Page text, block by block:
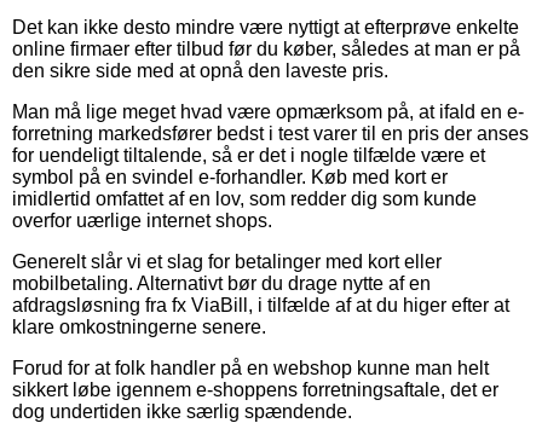
Det kan ikke desto mindre være nyttigt at efterprøve enkelte
online firmaer efter tilbud før du køber, således at man er på
den sikre side med at opnå den laveste pris.
Man må lige meget hvad være opmærksom på, at ifald en e-
forretning markedsfører bedst i test varer til en pris der anses
for uendeligt tiltalende, så er det i nogle tilfælde være et
symbol på en svindel e-forhandler. Køb med kort er
imidlertid omfattet af en lov, som redder dig som kunde
overfor uærlige internet shops.
Generelt slår vi et slag for betalinger med kort eller
mobilbetaling. Alternativt bør du drage nytte af en
afdragsløsning fra fx ViaBill, i tilfælde af at du higer efter at
klare omkostningerne senere.
Forud for at folk handler på en webshop kunne man helt
sikkert løbe igennem e-shoppens forretningsaftale, det er
dog undertiden ikke særlig spændende.